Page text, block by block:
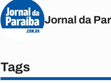
Jornal da
Tags